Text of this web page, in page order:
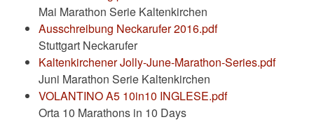
Mai Marathon Serie Kaltenkirchen
Ausschreibung Neckarufer 2016.pdf
Stuttgart Neckarufer
Kaltenkirchener Jolly-June-Marathon-Series.pdf
Juni Marathon Serie Kaltenkirchen
VOLANTINO A5 10in10 INGLESE.pdf
Orta 10 Marathons in 10 Days